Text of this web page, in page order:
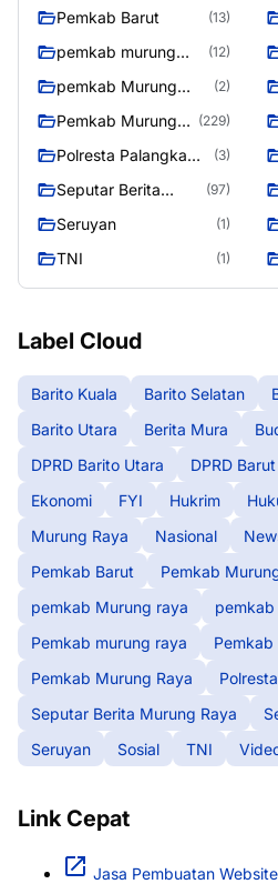
Pemkab Barut (13)
pemkab murung
(12)
pemkab Murung
(2)
Pemkab Murung
(229)
Polresta Palangka
(3)
Seputar Berita
(97)
Seruyan (1)
TNI (1)
Label Cloud
Barito Kuala Barito Selatan
Barito Utara
Berita Mura
DPRD Barito Utara
DPRD Barut
Ekonomi
FYI Hukrim
Murung Raya
Nasional
Pemkab Barut
Pemkab
pemkab Murung raya
pemkab
Pemkab murung raya
Pemkab Murung Raya
Seputar Berita Murung Raya
Seruyan
Sosial TNI
Link Cepat
Jasa Pembuatan Website